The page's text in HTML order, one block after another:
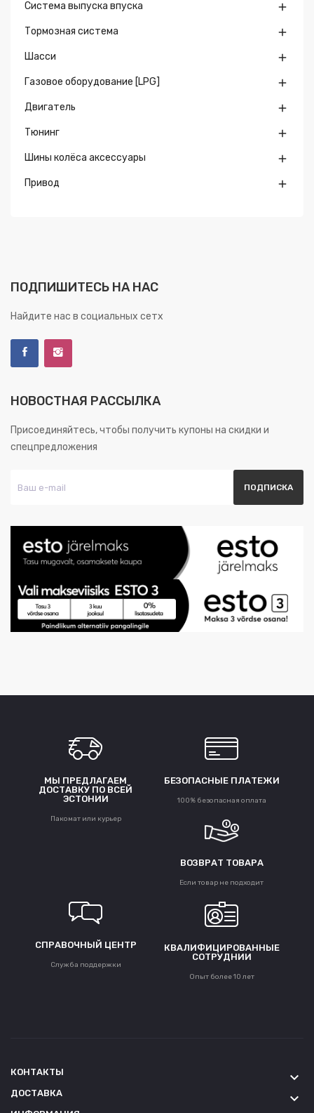
Система выпуска впуска 
Тормозная система 
Шасси 
Газовое оборудование [LPG] 
Двигатель 
Тюнинг 
Шины колёса аксессуары 
Привод 
ПОДПИШИТЕСЬ НА НАС
Найдите нас в социальных сетх
НОВОСТНАЯ РАССЫЛКА
Присоединяйтесь, чтобы получить купоны на скидки и
спецпредложения
МЫ ПРЕДЛАГАЕМ
ДОСТАВКУ ПО ВСЕЙ
ЭСТОНИИ
Пакомат или курьер
БЕЗОПАСНЫЕ ПЛАТЕЖИ
100% безопасная оплата
ВОЗВРАТ ТОВАРА
Если товар не подходит
СПРАВОЧНЫЙ ЦЕНТР
Служба поддержки
КВАЛИФИЦИРОВАННЫЕ
СОТРУДНИИ
Опыт более 10 лет
КОНТАКТЫ keyboard_arrow_down
ДОСТАВКА keyboard_arrow_down